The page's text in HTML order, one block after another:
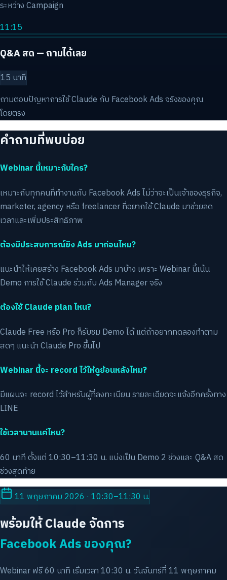
ระหว่าง Campaign
11:15
Q&A สด — ถามได้เลย
15 นาที
ถามตอบปัญหาการใช้ Claude กับ Facebook Ads จริงของคุณ
โดยตรง
คำถามที่พบบ่อย
Webinar นี้เหมาะกับใคร?
เหมาะกับทุกคนที่ทำงานกับ Facebook Ads ไม่ว่าจะเป็นเจ้าของธุรกิจ,
marketer, agency หรือ freelancer ที่อยากใช้ Claude มาช่วยลด
เวลาและเพิ่มประสิทธิภาพ
ต้องมีประสบการณ์ยิง Ads มาก่อนไหม?
แนะนำให้เคยสร้าง Facebook Ads มาบ้าง เพราะ Webinar นี้เน้น
Demo การใช้ Claude ร่วมกับ Ads Manager จริง
ต้องใช้ Claude plan ไหน?
Claude Free หรือ Pro ก็รับชม Demo ได้ แต่ถ้าอยากทดลองทำตาม
สดๆ แนะนำ Claude Pro ขึ้นไป
Webinar นี้จะ record ไว้ให้ดูย้อนหลังไหม?
มีแผนจะ record ไว้สำหรับผู้ที่ลงทะเบียน รายละเอียดจะแจ้งอีกครั้งทาง
LINE
ใช้เวลานานแค่ไหน?
60 นาที ตั้งแต่ 10:30–11:30 น. แบ่งเป็น Demo 2 ช่วงและ Q&A สด
ช่วงสุดท้าย
11 พฤษภาคม 2026 · 10:30–11:30 น.
พร้อมให้ Claude จัดการ
Facebook Ads ของคุณ?
Webinar ฟรี 60 นาที เริ่มเวลา 10:30 น. วันจันทร์ที่ 11 พฤษภาคม